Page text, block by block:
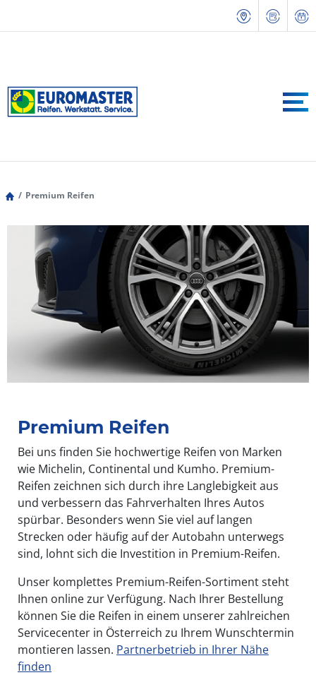
Premium Reifen
Premium Reifen
Bei uns finden Sie hochwertige Reifen von Marken
wie Michelin, Continental und Kumho. Premium-
Reifen zeichnen sich durch ihre Langlebigkeit aus
und verbessern das Fahrverhalten Ihres Autos
spürbar. Besonders wenn Sie viel auf langen
Strecken oder häufig auf der Autobahn unterwegs
sind, lohnt sich die Investition in Premium-Reifen.
Unser komplettes Premium-Reifen-Sortiment steht
Ihnen online zur Verfügung. Nach Ihrer Bestellung
können Sie die Reifen in einem unserer zahlreichen
Servicecenter in Österreich zu Ihrem Wunschtermin
montieren lassen. Partnerbetrieb in Ihrer Nähe
finden